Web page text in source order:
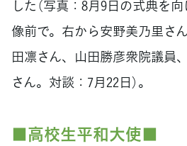
した（写真：8月9日の式典を
像前で。右から安野美乃里さ
田凛さん、山田勝彦衆院議員
さん。対談：7月22日）。
■高校生平和大使■